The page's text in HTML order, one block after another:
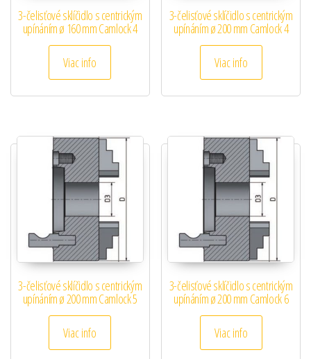
3-čelisťové sklíčidlo s centrickým
upínáním ø 160 mm Camlock 4
Viac info
3-čelisťové sklíčidlo s centrickým
upínáním ø 200 mm Camlock 4
Viac info
3-čelisťové sklíčidlo s centrickým
upínáním ø 200 mm Camlock 5
Viac info
3-čelisťové sklíčidlo s centrickým
upínáním ø 200 mm Camlock 6
Viac info